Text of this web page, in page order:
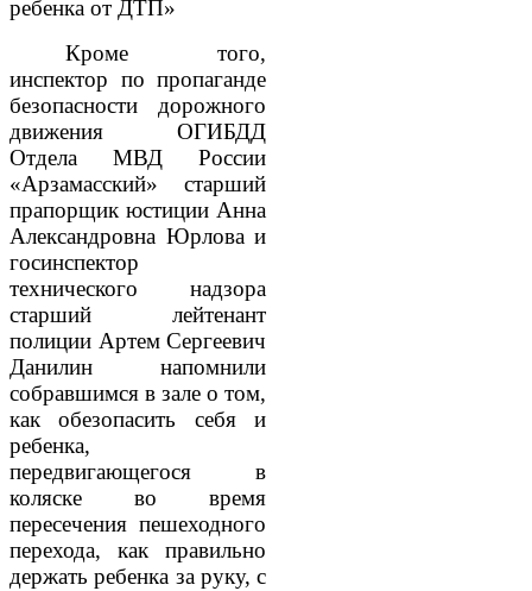
ребенка от ДТП»
Кроме того,
инспектор по пропаганде
безопасности дорожного
движения ОГИБДД
Отдела МВД России
«Арзамасский» старший
прапорщик юстиции Анна
Александровна Юрлова и
госинспектор
технического надзора
старший лейтенант
полиции Артем Сергеевич
Данилин напомнили
собравшимся в зале о том,
как обезопасить себя и
ребенка,
передвигающегося в
коляске во время
пересечения пешеходного
перехода, как правильно
держать ребенка за руку, с